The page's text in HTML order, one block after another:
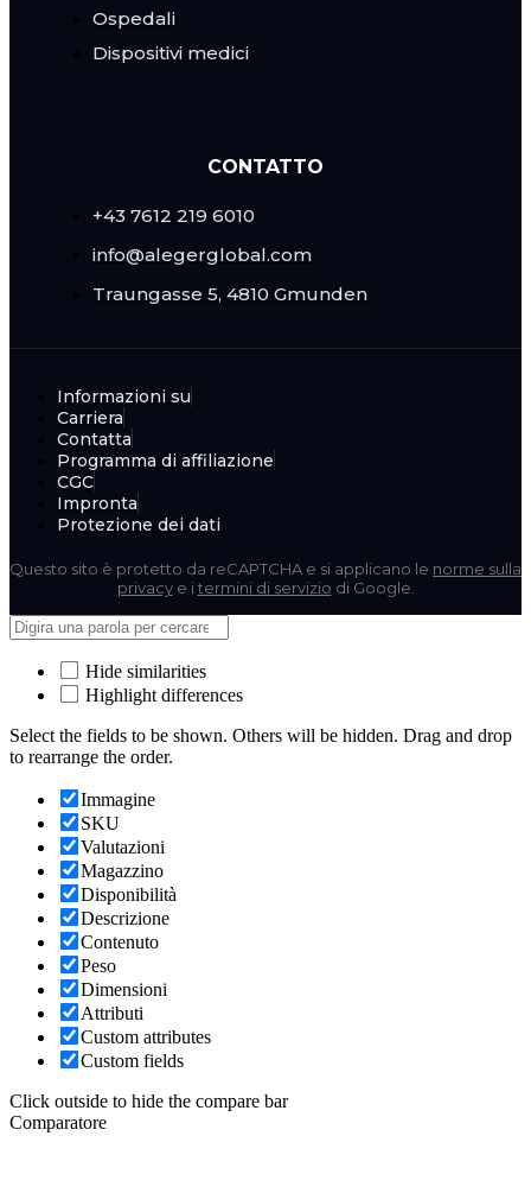
Ospedali
Dispositivi medici
CONTATTO
+43 7612 219 6010
info@alegerglobal.com
Traungasse 5, 4810 Gmunden
Informazioni su
Carriera
Contatta
Programma di affiliazione
CGC
Impronta
Protezione dei dati
Questo sito è protetto da reCAPTCHA e si applicano le norme sulla
privacye i termini di servizio di Google.
Hide similarities
Highlight differences
Select the fields to be shown. Others will be hidden. Drag and drop
to rearrange the order.
Immagine
SKU
Valutazioni
Magazzino
Disponibilità
Descrizione
Contenuto
Peso
Dimensioni
Attributi
Custom attributes
Custom fields
Click outside to hide the compare bar
Comparatore